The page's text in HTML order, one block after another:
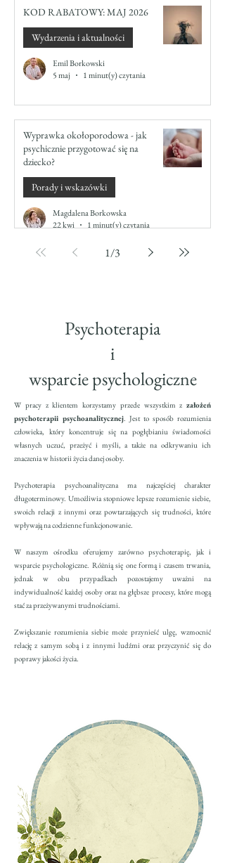
KOD RABATOWY: MAJ 2026
Wydarzenia i aktualności
Emil Borkowski
5 maj
1 minut(y) czytania
Wyprawka okołoporodowa - jak
psychicznie przygotować się na
dziecko?
Porady i wskazówki
Magdalena Borkowska
22 kwi
1 minut(y) czytania
1/3
Psychoterapia
i
wsparcie psychologiczne
W pracy z klientem korzystamy przede wszystkim z założeń
psychoterapii psychoanalitycznej. Jest to sposób rozumienia
człowieka, który koncentruje się na pogłębianiu świadomości
własnych uczuć, przeżyć i myśli, a także na odkrywaniu ich
znaczenia w historii życia danej osoby.
Psychoterapia psychoanalityczna ma najczęściej charakter
długoterminowy. Umożliwia stopniowe lepsze rozumienie siebie,
swoich relacji z innymi oraz powtarzających się trudności, które
wpływają na codzienne funkcjonowanie.
W naszym ośrodku oferujemy zarówno psychoterapię, jak i
wsparcie psychologiczne. Różnią się one formą i czasem trwania,
jednak w obu przypadkach pozostajemy uważni na
indywidualność każdej osoby oraz na głębsze procesy, które mogą
stać za przeżywanymi trudnościami.
Zwiększanie rozumienia siebie może przynieść ulgę, wzmocnić
relację z samym sobą i z innymi ludźmi oraz przyczynić się do
poprawy jakości życia.